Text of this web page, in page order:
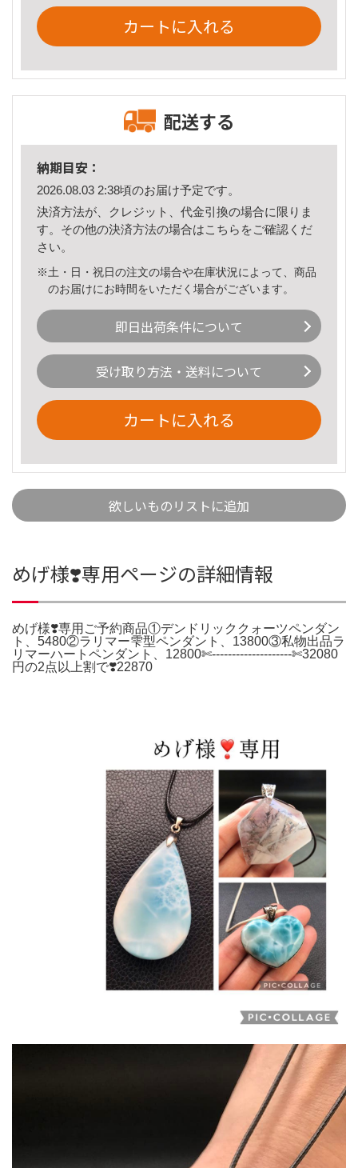
カートに入れる
配送する
納期目安：
2026.08.03 2:38頃のお届け予定です。
決済方法が、クレジット、代金引換の場合に限りま
す。その他の決済方法の場合はこちら をご確認くだ
さい。
※土・日・祝日の注文の場合や在庫状況によって、商品
のお届けにお時間をいただく場合がございます。
即日出荷条件について
受け取り方法・送料について
カートに入れる
欲しいものリストに追加
めげ様❣️専用ページの詳細情報
めげ様❣️専用ご予約商品①デンドリッククォーツペンダン
ト、5480②ラリマー雫型ペンダント、13800③私物出品ラ
リマーハートペンダント、12800✄-------------------‐✄32080
円の2点以上割で❣️22870